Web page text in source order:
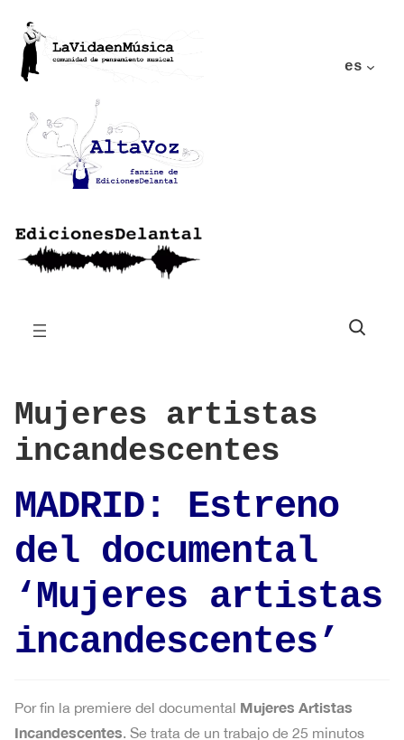
es
Buscar
Mujeres artistas
incandescentes
MADRID: Estreno
del documental
‘Mujeres artistas
incandescentes’
Por fin la premiere del documental Mujeres Artistas
Incandescentes. Se trata de un trabajo de 25 minutos